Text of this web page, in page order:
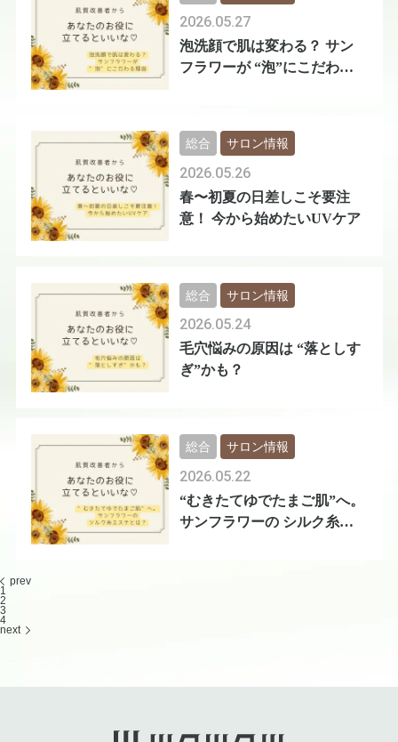
泡洗顔で肌は変わる？ サン
フラワーが “泡”にこだわる
2026.05.27
春〜初夏の日差しこそ要注
意！ 今から始めたいUVケア
2026.05.26
総合 サロン情報
毛穴悩みの原因は “落としす
ぎ”かも？
2026.05.24
総合 サロン情報
“むきたてゆでたまご肌”へ。
サンフラワーの シルク糸エ
2026.05.22
総合 サロン情報
prev
1
2
3
4
next